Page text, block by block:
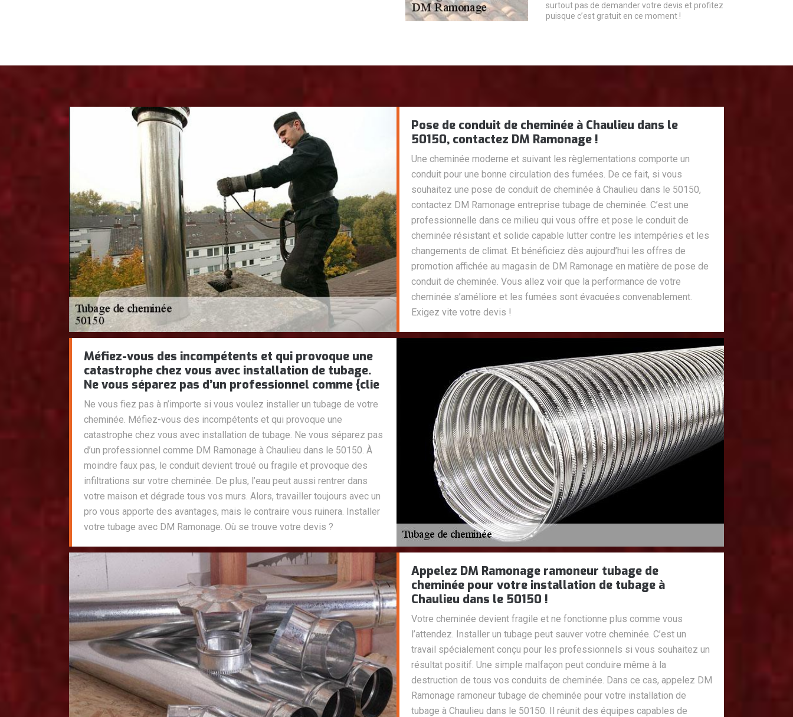
surtout pas de demander votre devis et profitez
puisque c’est gratuit en ce moment !
Pose de conduit de cheminée à Chaulieu dans le
50150, contactez DM Ramonage !
Une cheminée moderne et suivant les règlementations comporte un
conduit pour une bonne circulation des fumées. De ce fait, si vous
souhaitez une pose de conduit de cheminée à Chaulieu dans le 50150,
contactez DM Ramonage entreprise tubage de cheminée. C’est une
professionnelle dans ce milieu qui vous offre et pose le conduit de
cheminée résistant et solide capable lutter contre les intempéries et les
changements de climat. Et bénéficiez dès aujourd’hui les offres de
promotion affichée au magasin de DM Ramonage en matière de pose de
conduit de cheminée. Vous allez voir que la performance de votre
cheminée s’améliore et les fumées sont évacuées convenablement.
Exigez vite votre devis !
Méfiez-vous des incompétents et qui provoque une
catastrophe chez vous avec installation de tubage.
Ne vous séparez pas d’un professionnel comme {clie
Ne vous fiez pas à n’importe si vous voulez installer un tubage de votre
cheminée. Méfiez-vous des incompétents et qui provoque une
catastrophe chez vous avec installation de tubage. Ne vous séparez pas
d’un professionnel comme DM Ramonage à Chaulieu dans le 50150. À
moindre faux pas, le conduit devient troué ou fragile et provoque des
infiltrations sur votre cheminée. De plus, l’eau peut aussi rentrer dans
votre maison et dégrade tous vos murs. Alors, travailler toujours avec un
pro vous apporte des avantages, mais le contraire vous ruinera. Installer
votre tubage avec DM Ramonage. Où se trouve votre devis ?
Appelez DM Ramonage ramoneur tubage de
cheminée pour votre installation de tubage à
Chaulieu dans le 50150 !
Votre cheminée devient fragile et ne fonctionne plus comme vous
l’attendez. Installer un tubage peut sauver votre cheminée. C’est un
travail spécialement conçu pour les professionnels si vous souhaitez un
résultat positif. Une simple malfaçon peut conduire même à la
destruction de tous vos conduits de cheminée. Dans ce cas, appelez DM
Ramonage ramoneur tubage de cheminée pour votre installation de
tubage à Chaulieu dans le 50150. Il réunit des équipes capables de